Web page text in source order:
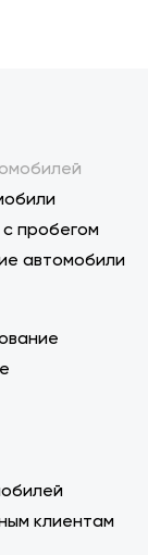
пробегом
автомобили
клиентам